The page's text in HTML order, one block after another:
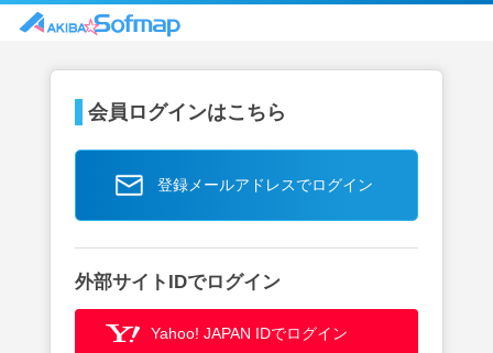
会員ログインはこちら
登録メールアドレスでログイン
外部サイトIDでログイン
Yahoo! JAPAN IDでログイン